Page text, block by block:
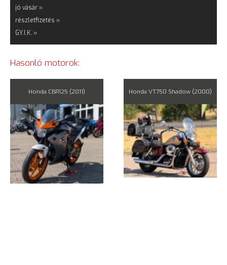
jó vásár »
részletfizetés »
GY.I.K. »
Hasonló motorok:
Honda CBR125 (2011) Honda VT750 Shadow (2000)